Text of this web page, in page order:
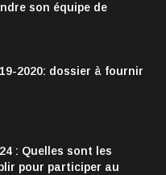
son équipe de
2020: dossier à fournir
: Quelles sont les
pour participer au